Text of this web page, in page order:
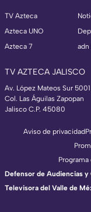
TV Azteca
Azteca UNO
Azteca 7
adn
TV AZTECA JALISCO
Av. López Mateos Sur 5001
Col. Las Águilas Zapopan
Jalisco C.P. 45080
Aviso de privacidad
Defensor de Audiencias y
Televisora del Valle de